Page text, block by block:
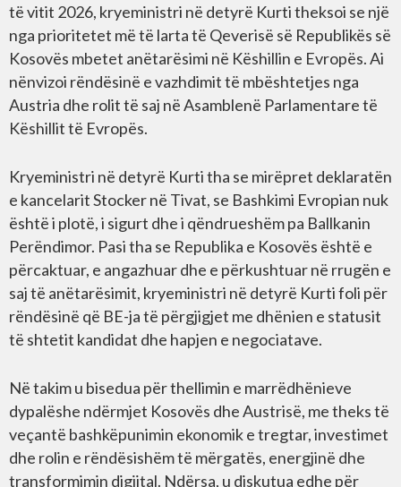
të vitit 2026, kryeministri në detyrë Kurti theksoi se një
nga prioritetet më të larta të Qeverisë së Republikës së
Kosovës mbetet anëtarësimi në Këshillin e Evropës. Ai
nënvizoi rëndësinë e vazhdimit të mbështetjes nga
Austria dhe rolit të saj në Asamblenë Parlamentare të
Këshillit të Evropës.
Kryeministri në detyrë Kurti tha se mirëpret deklaratën
e kancelarit Stocker në Tivat, se Bashkimi Evropian nuk
është i plotë, i sigurt dhe i qëndrueshëm pa Ballkanin
Perëndimor. Pasi tha se Republika e Kosovës është e
përcaktuar, e angazhuar dhe e përkushtuar në rrugën e
saj të anëtarësimit, kryeministri në detyrë Kurti foli për
rëndësinë që BE-ja të përgjigjet me dhënien e statusit
të shtetit kandidat dhe hapjen e negociatave.
Në takim u bisedua për thellimin e marrëdhënieve
dypalëshe ndërmjet Kosovës dhe Austrisë, me theks të
veçantë bashkëpunimin ekonomik e tregtar, investimet
dhe rolin e rëndësishëm të mërgatës, energjinë dhe
transformimin digjital. Ndërsa, u diskutua edhe për